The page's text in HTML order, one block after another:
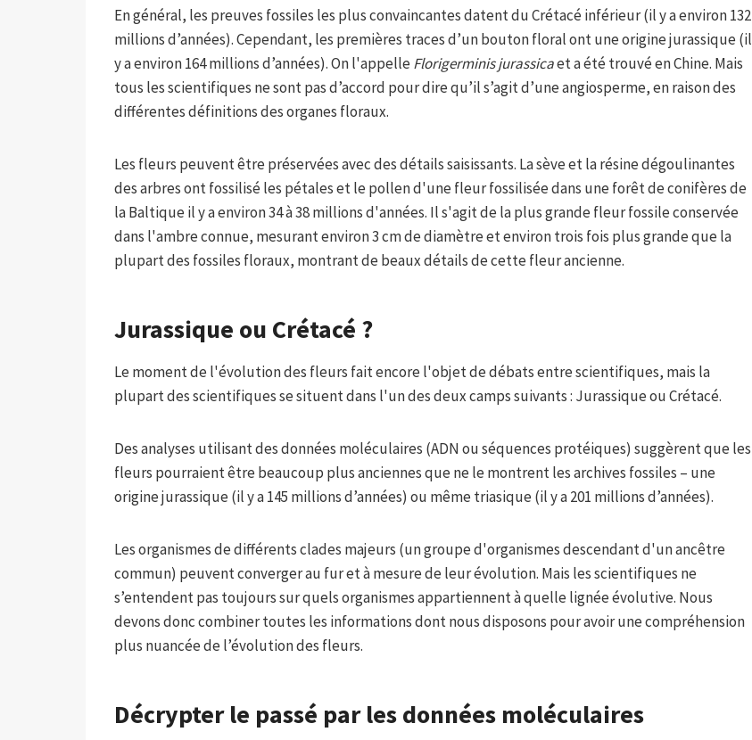
En général, les preuves fossiles les plus convaincantes datent du Crétacé inférieur (il y a environ 132
millions d’années). Cependant, les premières traces d’un bouton floral ont une origine jurassique (il
y a environ 164 millions d’années). On l'appelle Florigerminis jurassicaet a été trouvé en Chine. Mais
tous les scientifiques ne sont pas d’accord pour dire qu’il s’agit d’une angiosperme, en raison des
différentes définitions des organes floraux.
Les fleurs peuvent être préservées avec des détails saisissants. La sève et la résine dégoulinantes
des arbres ont fossilisé les pétales et le pollen d'une fleur fossilisée dans une forêt de conifères de
la Baltique il y a environ 34 à 38 millions d'années. Il s'agit de la plus grande fleur fossile conservée
dans l'ambre connue, mesurant environ 3 cm de diamètre et environ trois fois plus grande que la
plupart des fossiles floraux, montrant de beaux détails de cette fleur ancienne.
Jurassique ou Crétacé ?
Le moment de l'évolution des fleurs fait encore l'objet de débats entre scientifiques, mais la
plupart des scientifiques se situent dans l'un des deux camps suivants : Jurassique ou Crétacé.
Des analyses utilisant des données moléculaires (ADN ou séquences protéiques) suggèrent que les
fleurs pourraient être beaucoup plus anciennes que ne le montrent les archives fossiles – une
origine jurassique (il y a 145 millions d’années) ou même triasique (il y a 201 millions d’années).
Les organismes de différents clades majeurs (un groupe d'organismes descendant d'un ancêtre
commun) peuvent converger au fur et à mesure de leur évolution. Mais les scientifiques ne
s’entendent pas toujours sur quels organismes appartiennent à quelle lignée évolutive. Nous
devons donc combiner toutes les informations dont nous disposons pour avoir une compréhension
plus nuancée de l’évolution des fleurs.
Décrypter le passé par les données moléculaires